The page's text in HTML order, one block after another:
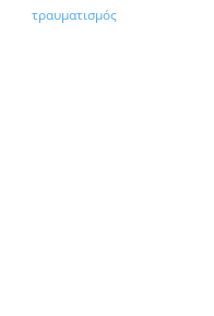
τραυματισμός